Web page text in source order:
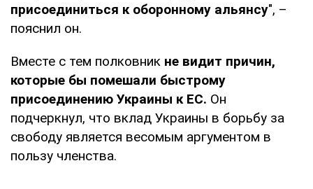
присоединиться к оборонному альянсу", –
пояснил он.
Вместе с тем полковник не видит причин,
которые бы помешали быстрому
присоединению Украины к ЕС. Он
подчеркнул, что вклад Украины в борьбу за
свободу является весомым аргументом в
пользу членства.